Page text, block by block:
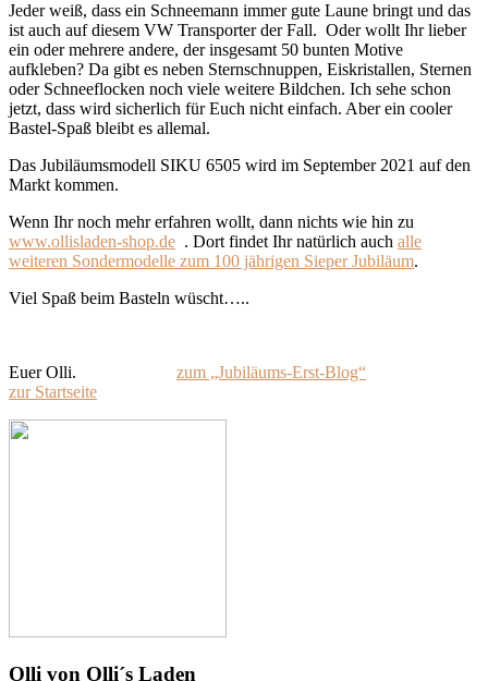
Jeder weiß, dass ein Schneemann immer gute Laune bringt und das
ist auch auf diesem VW Transporter der Fall. Oder wollt Ihr lieber
ein oder mehrere andere, der insgesamt 50 bunten Motive
aufkleben? Da gibt es neben Sternschnuppen, Eiskristallen, Sternen
oder Schneeflocken noch viele weitere Bildchen. Ich sehe schon
jetzt, dass wird sicherlich für Euch nicht einfach. Aber ein cooler
Bastel-Spaß bleibt es allemal.
Das Jubiläumsmodell SIKU 6505 wird im September 2021 auf den
Markt kommen.
Wenn Ihr noch mehr erfahren wollt, dann nichts wie hin zu
www.ollisladen-shop.de . Dort findet Ihr natürlich auch alle
weiteren Sondermodelle zum 100 jährigen Sieper Jubiläum.
Viel Spaß beim Basteln wüscht…..
Euer Olli. zum „Jubiläums-Erst-Blog“
zur Startseite
Olli von Olli´s Laden